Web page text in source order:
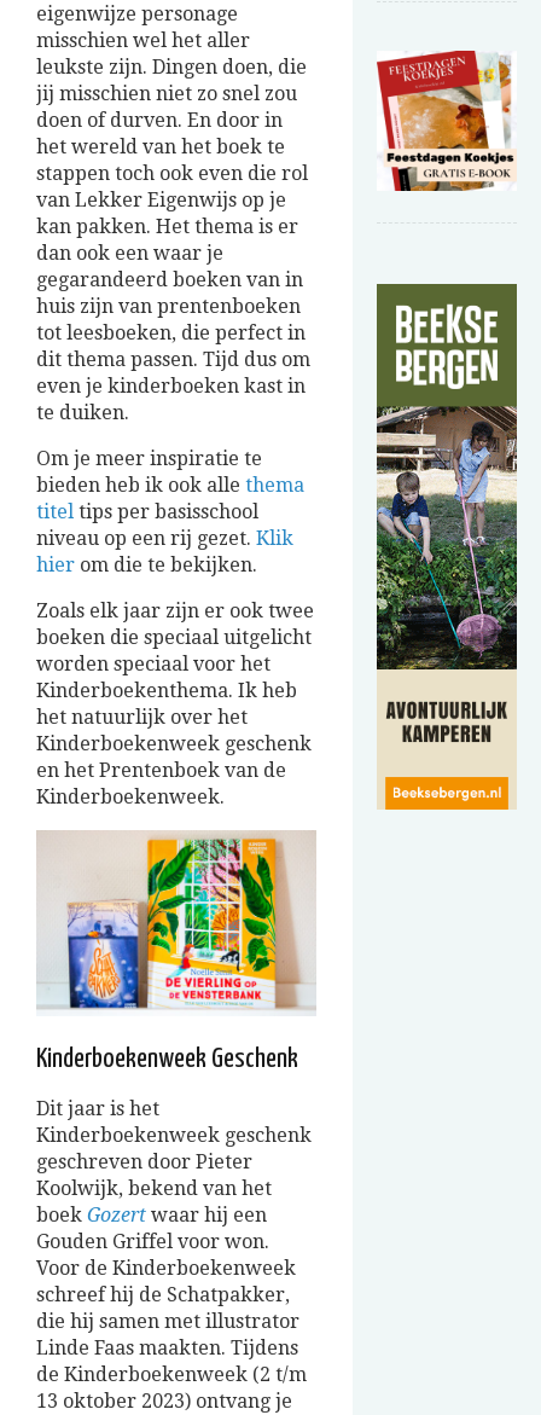
eigenwijze personage
misschien wel het aller
leukste zijn. Dingen doen, die
jij misschien niet zo snel zou
doen of durven. En door in
het wereld van het boek te
stappen toch ook even die rol
van Lekker Eigenwijs op je
kan pakken. Het thema is er
dan ook een waar je
gegarandeerd boeken van in
huis zijn van prentenboeken
tot leesboeken, die perfect in
dit thema passen. Tijd dus om
even je kinderboeken kast in
te duiken.
Om je meer inspiratie te
bieden heb ik ook alle thema
titel tips per basisschool
niveau op een rij gezet. Klik
hier om die te bekijken.
Zoals elk jaar zijn er ook twee
boeken die speciaal uitgelicht
worden speciaal voor het
Kinderboekenthema. Ik heb
het natuurlijk over het
Kinderboekenweek geschenk
en het Prentenboek van de
Kinderboekenweek.
Kinderboekenweek Geschenk
Dit jaar is het
Kinderboekenweek geschenk
geschreven door Pieter
Koolwijk, bekend van het
boek Gozert waar hij een
Gouden Griffel voor won.
Voor de Kinderboekenweek
schreef hij de Schatpakker,
die hij samen met illustrator
Linde Faas maakten. Tijdens
de Kinderboekenweek (2 t/m
13 oktober 2023) ontvang je